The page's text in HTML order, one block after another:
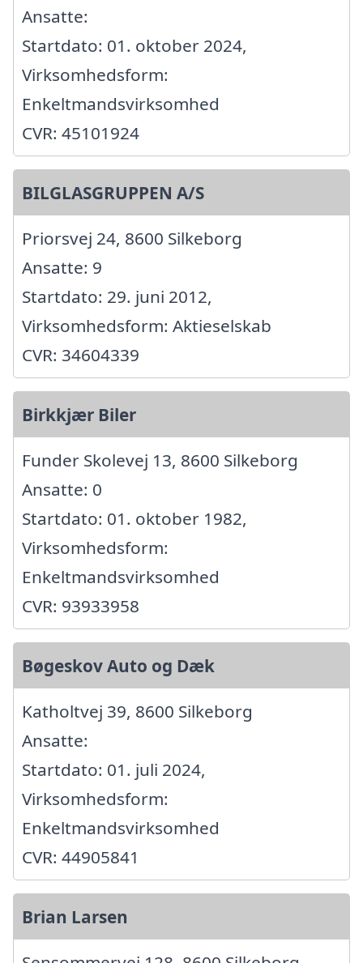
Ansatte:
Startdato: 01. oktober 2024,
Virksomhedsform:
Enkeltmandsvirksomhed
CVR: 45101924
BILGLASGRUPPEN A/S
Priorsvej 24, 8600 Silkeborg
Ansatte: 9
Startdato: 29. juni 2012,
Virksomhedsform: Aktieselskab
CVR: 34604339
Birkkjær Biler
Funder Skolevej 13, 8600 Silkeborg
Ansatte: 0
Startdato: 01. oktober 1982,
Virksomhedsform:
Enkeltmandsvirksomhed
CVR: 93933958
Bøgeskov Auto og Dæk
Katholtvej 39, 8600 Silkeborg
Ansatte:
Startdato: 01. juli 2024,
Virksomhedsform:
Enkeltmandsvirksomhed
CVR: 44905841
Brian Larsen